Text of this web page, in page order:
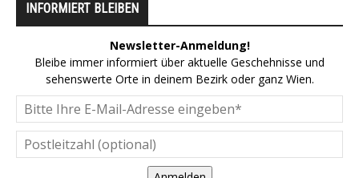
INFORMIERT BLEIBEN
Newsletter-Anmeldung!
Bleibe immer informiert über aktuelle Geschehnisse und
sehenswerte Orte in deinem Bezirk oder ganz Wien.